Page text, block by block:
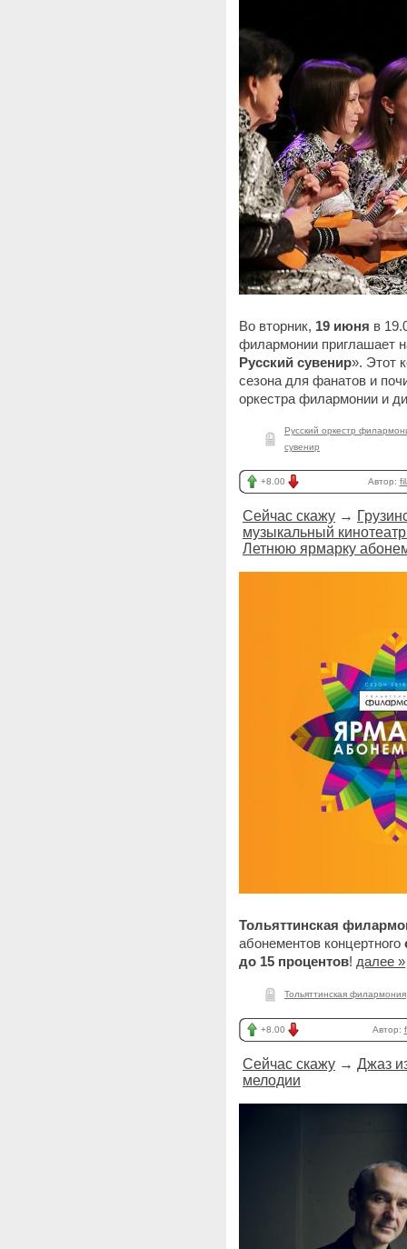
Во вторник, 19 июня в
филармонии приглашает
Русский сувенир». Этот
сезона для фанатов и
оркестра филармонии и
Русский оркестр
сувенир
+8.00 Автор:
Сейчас скажу →
музыкальный
Летнюю ярмарку
Тольяттинская
абонементов концертного
до 15 процентов! далее »
Тольяттинская филармония
+8.00 Автор:
Сейчас скажу → Джаз
мелодии